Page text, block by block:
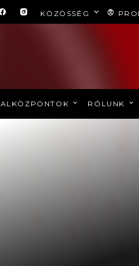
KÖZÖSSÉG
ALKÖZPONTOK RÓLUNK